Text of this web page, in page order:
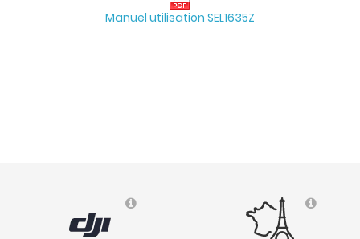
Manuel utilisation SEL1635Z